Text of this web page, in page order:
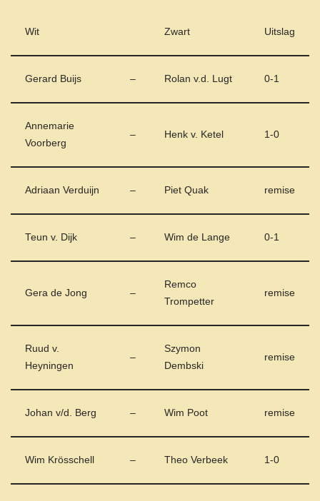
Wit Zwart Uitslag
Gerard Buijs – Rolan v.d. Lugt 0-1
Annemarie
Voorberg
– Henk v. Ketel 1-0
Adriaan Verduijn – Piet Quak remise
Teun v. Dijk – Wim de Lange 0-1
Gera de Jong –
Remco
Trompetter
remise
Ruud v.
Heyningen
–
Szymon
Dembski
remise
Johan v/d. Berg – Wim Poot remise
Wim Krösschell – Theo Verbeek 1-0